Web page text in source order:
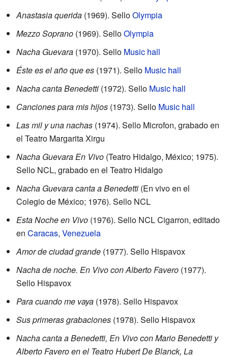
Anastasia querida (1969). SelloOlympia
Mezzo Soprano (1969). SelloOlympia
Nacha Guevara (1970). Sello Music hall
Éste es el año que es (1971). Sello Music hall
Nacha canta Benedetti (1972). Sello Music hall
Canciones para mis hijos (1973). Sello Music hall
Las mil y una nachas (1974). Sello Microfon, grabado en
el Teatro Margarita Xirgu
Nacha Guevara En Vivo (Teatro Hidalgo, México; 1975).
Sello NCL, grabado en el Teatro Hidalgo
Nacha Guevara canta a Benedetti (En vivo en el
Colegio de México; 1976). Sello NCL
Esta Noche en Vivo (1976). Sello NCL Cigarron, editado
en Caracas, Venezuela
Amor de ciudad grande (1977). Sello Hispavox
Nacha de noche. En Vivo con Alberto Favero (1977).
Sello Hispavox
Para cuando me vaya (1978). Sello Hispavox
Sus primeras grabaciones (1978). Sello Hispavox
Nacha canta a Benedetti, En Vivo con Mario Benedetti y
Alberto Favero en el Teatro Hubert De Blanck, La